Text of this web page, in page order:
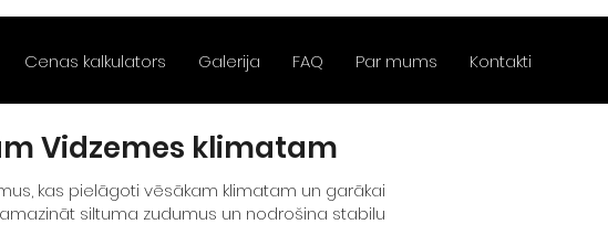
Cenas kalkulators Galerija FAQ Par mums Kontakti
Vidzemes klimatam
kas pielāgoti vēsākam klimatam un garākai
siltuma zudumus un nodrošina stabilu